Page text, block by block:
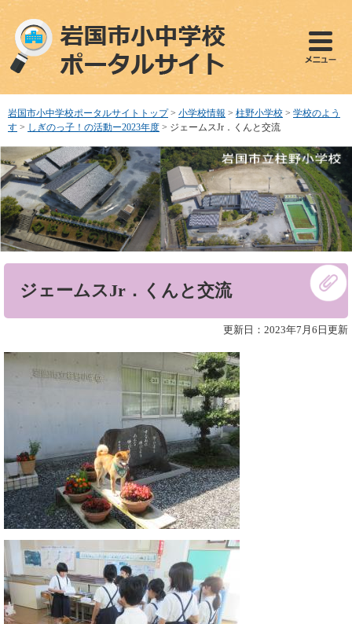
ペ
で
す
メ
ば
し
本
文
へ
岩国市小中学校ポータルサイトトップ > 小学校情報 > 柱野小学校 > 学校のよう
す > しぎのっ子！の活動ー2023年度 > ジェームスJr．くんと交流
ジェームスJr．くんと交流
更新日：2023年7月6日更新